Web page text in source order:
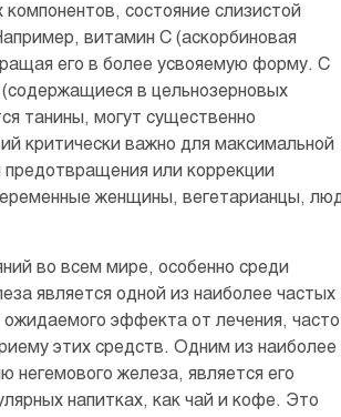
состояние слизистой
витамин С (аскорбиновая
его в более усвояемую форму. С
в цельнозерновых
танины, могут существенно
критически важно для максимальной
или коррекции
женщины, вегетарианцы,
во всем мире, особенно среди
является одной из наиболее частых
эффекта от лечения, часто
этих средств. Одним из наиболее
негемового железа, является его
напитках, как чай и кофе. Это